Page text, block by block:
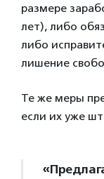
размере
лет), либо
либо
лишение
Те же меры
если их уже